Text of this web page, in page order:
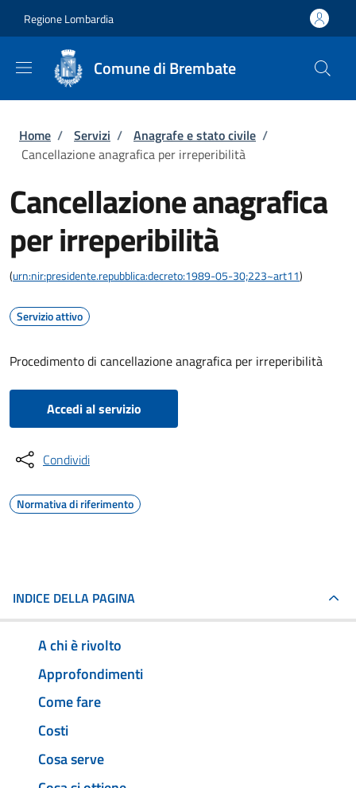
Regione Lombardia
Comune di Brembate
Briciole di pane
Home / Servizi / Anagrafe e stato civile /
Cancellazione anagrafica per irreperibilità
Cancellazione anagrafica
per irreperibilità
(urn:nir:presidente.repubblica:decreto:1989-05-30;223~art11)
Servizio attivo
Procedimento di cancellazione anagrafica per irreperibilità
Accedi al servizio
Condividi
Normativa di riferimento
INDICE DELLA PAGINA
A chi è rivolto
Approfondimenti
Come fare
Costi
Cosa serve